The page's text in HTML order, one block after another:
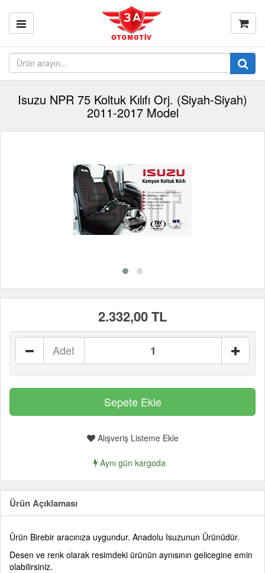
Isuzu NPR 75 Koltuk Kılıfı Orj. (Siyah-Siyah)
2011-2017 Model
2.332,00 TL
Adet
Alışveriş Listeme Ekle
Aynı gün kargoda
Ürün Açıklaması
Ürün Birebir aracınıza uygundur. Anadolu Isuzunun Ürünüdür.
Desen ve renk olarak resimdeki ürünün aynısının gelicegine emin
olabilirsiniz.